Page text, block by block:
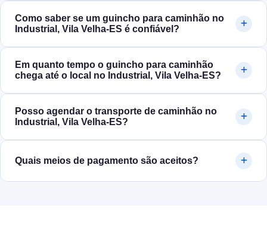
Como saber se um guincho para caminhão no
Industrial, Vila Velha‑ES é confiável?
Em quanto tempo o guincho para caminhão
chega até o local no Industrial, Vila Velha‑ES?
Posso agendar o transporte de caminhão no
Industrial, Vila Velha‑ES?
Quais meios de pagamento são aceitos?